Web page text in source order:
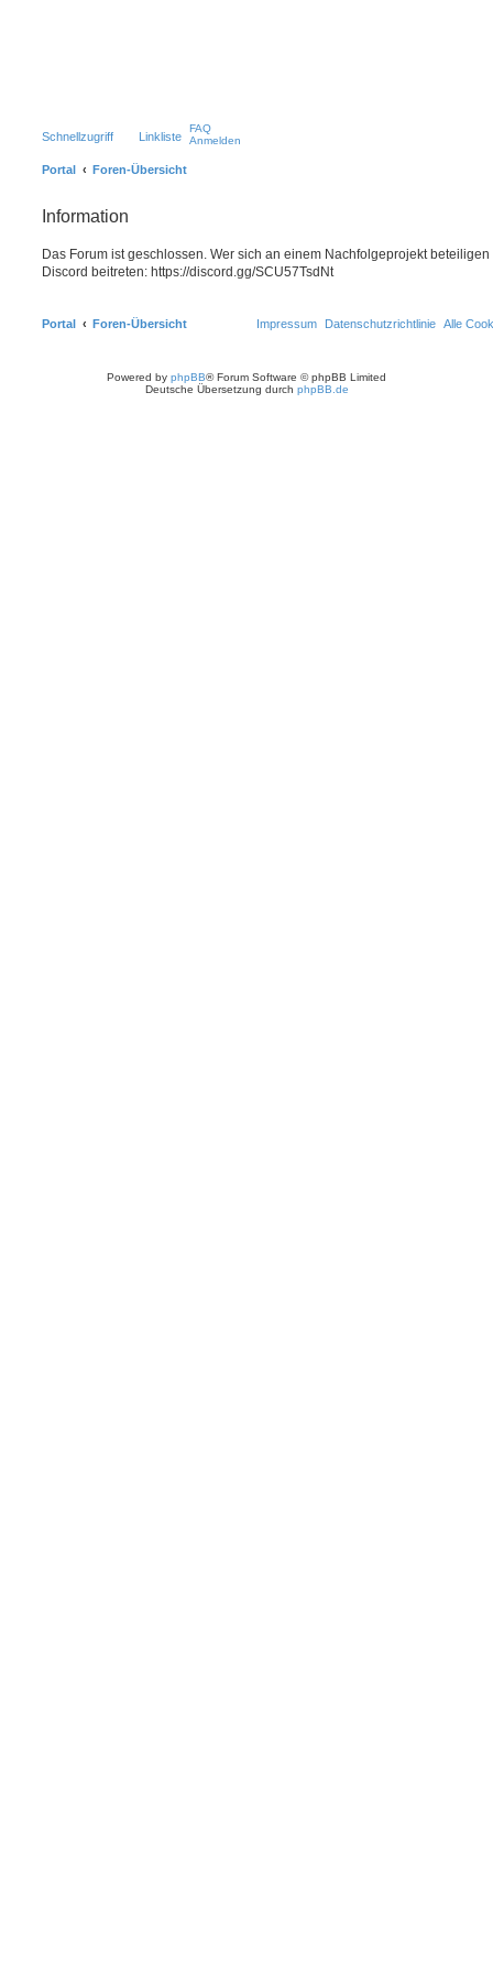
Schnellzugriff Linkliste
FAQ
Anmelden
Portal Foren-Übersicht
Information
Das Forum ist geschlossen. Wer sich an einem Nachfolgeprojekt
Discord beitreten: https://discord.gg/SCU57TsdNt
Portal Foren-Übersicht Alle
Datenschutzrichtlinie
Impressum
Powered by phpBB® Forum Software © phpBB Limited
Deutsche Übersetzung durch phpBB.de